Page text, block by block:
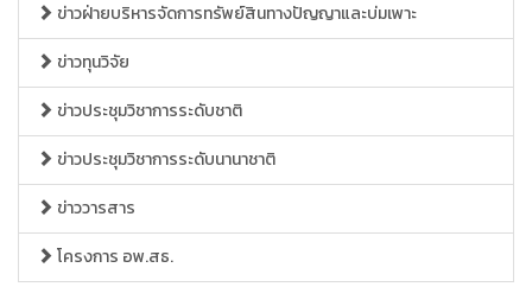
ข่าวฝ่ายบริหารจัดการทรัพย์สินทางปัญญาและบ่มเพาะ
ข่าวทุนวิจัย
ข่าวประชุมวิชาการระดับชาติ
ข่าวประชุมวิชาการระดับนานาชาติ
ข่าววารสาร
โครงการ อพ.สธ.